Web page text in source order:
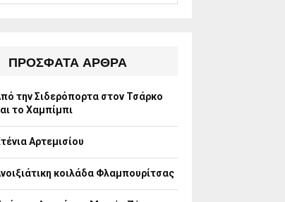
R
H
ΠΡΌΣΦΑΤΑ ΆΡΘΡΑ
την Σιδερόπορτα στον Τσάρκο
το Χαμπίμπι
Αρτεμισίου
κοιλάδα Φλαμπουρίτσας